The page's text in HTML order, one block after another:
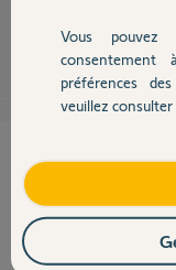
Devis avec un
Contact
Robert P.
des
Vous
préférences
veuillez